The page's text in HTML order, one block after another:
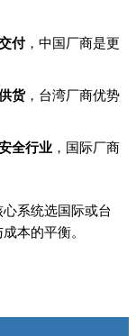
付，中国厂商是更
货，台湾厂商优势
全行业，国际厂商
系统选国际或台
本的平衡。